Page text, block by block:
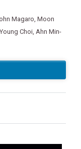
Magaro Moon
Choi Ahn Min-